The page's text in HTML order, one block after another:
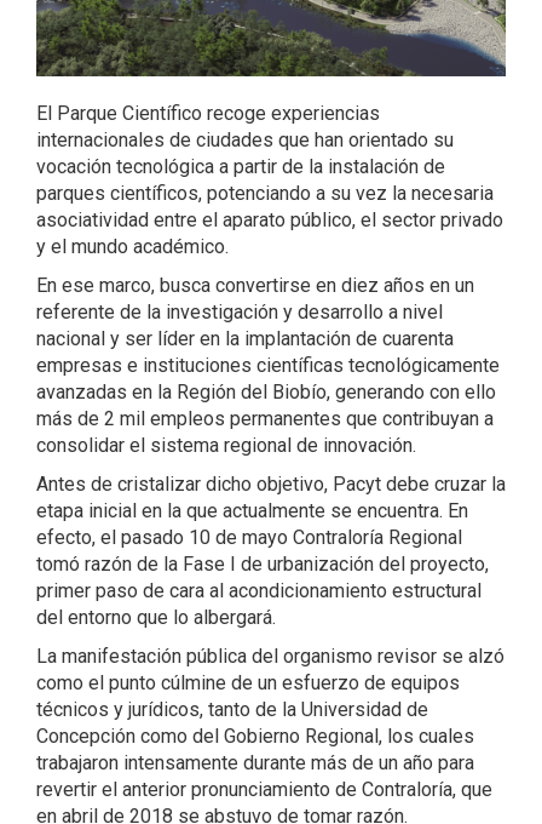
El Parque Científico recoge experiencias
internacionales de ciudades que han orientado su
vocación tecnológica a partir de la instalación de
parques científicos, potenciando a su vez la necesaria
asociatividad entre el aparato público, el sector privado
y el mundo académico.
En ese marco, busca convertirse en diez años en un
referente de la investigación y desarrollo a nivel
nacional y ser líder en la implantación de cuarenta
empresas e instituciones científicas tecnológicamente
avanzadas en la Región del Biobío, generando con ello
más de 2 mil empleos permanentes que contribuyan a
consolidar el sistema regional de innovación.
Antes de cristalizar dicho objetivo, Pacyt debe cruzar la
etapa inicial en la que actualmente se encuentra. En
efecto, el pasado 10 de mayo Contraloría Regional
tomó razón de la Fase I de urbanización del proyecto,
primer paso de cara al acondicionamiento estructural
del entorno que lo albergará.
La manifestación pública del organismo revisor se alzó
como el punto cúlmine de un esfuerzo de equipos
técnicos y jurídicos, tanto de la Universidad de
Concepción como del Gobierno Regional, los cuales
trabajaron intensamente durante más de un año para
revertir el anterior pronunciamiento de Contraloría, que
en abril de 2018 se abstuvo de tomar razón.